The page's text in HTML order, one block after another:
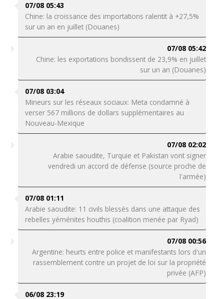
07/08 05:43
Chine: la croissance des importations ralentit à +27,5%
sur un an en juillet (Douanes)
07/08 05:42
Chine: les exportations bondissent de 23,9% en juillet
sur un an (Douanes)
07/08 03:04
Mineurs sur les réseaux sociaux: Meta condamné à
verser 567 millions de dollars supplémentaires au
Nouveau-Mexique
07/08 02:02
Arabie saoudite, Turquie et Pakistan vont signer
vendredi un accord de défense (source proche de
l'armée)
07/08 01:11
Arabie saoudite: 11 civils blessés dans une attaque des
rebelles yéménites houthis (coalition menée par Ryad)
07/08 00:56
Argentine: heurts entre police et manifestants lors d'un
rassemblement contre un projet de loi sur la propriété
privée (AFP)
06/08 23:19